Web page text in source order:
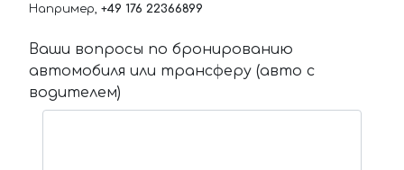
Например, +49 176 22366899
Ваши вопросы по бронированию
автомобиля или трансферу (авто с
водителем)